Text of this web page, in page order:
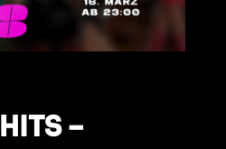
–